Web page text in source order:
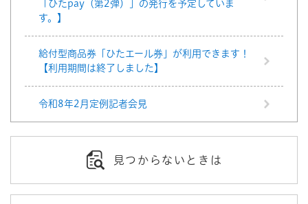
「ひたpay（第2弾）」の発行を予定していま
す。】
給付型商品券「ひたエール券」が利用できます！
【利用期間は終了しました】
令和8年2月定例記者会見
見つからないときは